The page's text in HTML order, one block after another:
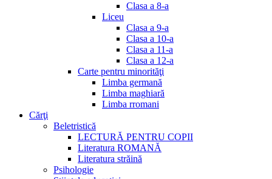
Clasa a 8-a
Liceu
Clasa a 9-a
Clasa a 10-a
Clasa a 11-a
Clasa a 12-a
Carte pentru minorităţi
Limba germană
Limba maghiară
Limba rromani
Cărţi
Beletristică
LECTURĂ PENTRU COPII
Literatura ROMANĂ
Literatura străină
Psihologie